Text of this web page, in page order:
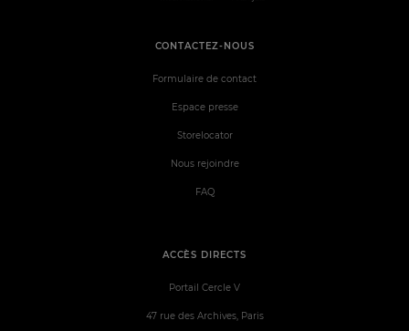
ACCÈS DIRECTS
Portail Cercle V
47 rue des Archives, Paris
CONTACTEZ-NOUS
Formulaire de contact
Espace presse
Storelocator
Nous rejoindre
FAQ